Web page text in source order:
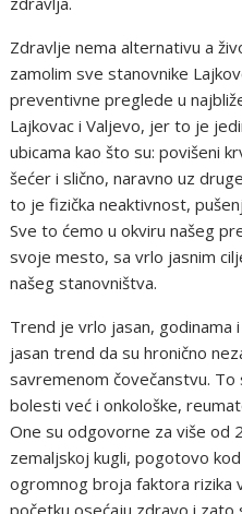
Zdravlje nema alternativu a
zamolim sve stanovnike
preventivne preglede u
Lajkovac i Valjevo, jer to je
ubicama kao što su: povišeni
šećer i slično, naravno uz
to je fizička neaktivnost,
Sve to ćemo u okviru našeg
svoje mesto, sa vrlo jasnim
našeg stanovništva.
Trend je vrlo jasan, godinama
jasan trend da su hronično
savremenom čovečanstvu. To
bolesti već i onkološke,
One su odgovorne za više od
zemaljskoj kugli, pogotovo
ogromnog broja faktora rizika